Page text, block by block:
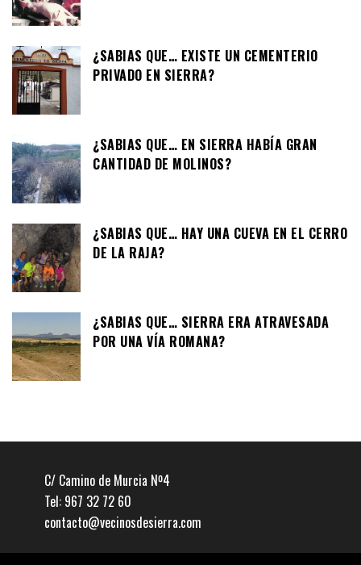
¿SABIAS QUE… EXISTE UN CEMENTERIO
PRIVADO EN SIERRA?
¿SABIAS QUE… EN SIERRA HABÍA GRAN
CANTIDAD DE MOLINOS?
¿SABIAS QUE… HAY UNA CUEVA EN EL CERRO
DE LA RAJA?
¿SABIAS QUE… SIERRA ERA ATRAVESADA
POR UNA VÍA ROMANA?
C/ Camino de Murcia Nº4
Tel: 967 32 72 60
contacto@vecinosdesierra.com